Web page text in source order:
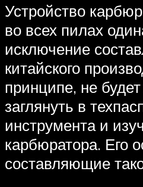
Устройство
во всех пилах
исключение
китайского
принципе, не
заглянуть в
инструмента и
карбюратора. Его
составляющие